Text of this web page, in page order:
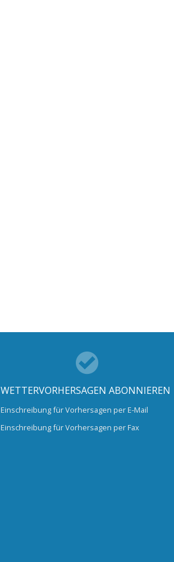
WETTERVORHERSAGEN ABONNIEREN
Einschreibung für Vorhersagen per E-Mail
Einschreibung für Vorhersagen per Fax